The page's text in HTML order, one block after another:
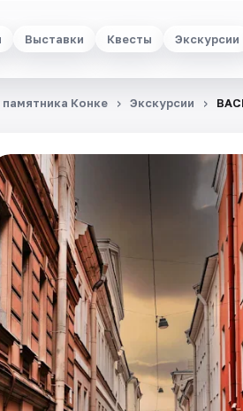
Выставки Квесты Экскурсии
Конке Экскурсии